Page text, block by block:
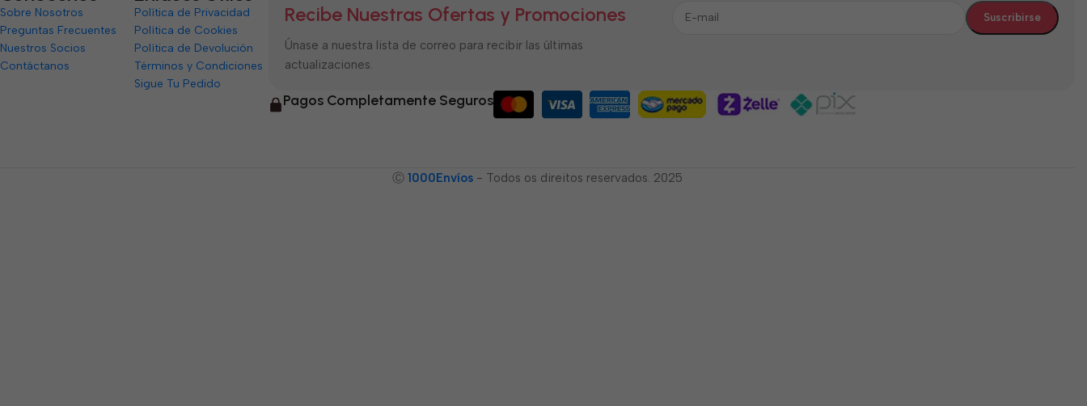
Sobre Nosotros
Preguntas Frecuentes
Nuestros Socios
Contáctanos
Política de Privacidad
Política de Cookies
Política de Devolución
Términos y Condiciones
Sigue Tu Pedido
Recibe Nuestras Ofertas y Promociones
Únase a nuestra lista de correo para recibir las últimas
actualizaciones.
Pagos Completamente Seguros
Ⓒ 1000Envíos - Todos os direitos reservados. 2025